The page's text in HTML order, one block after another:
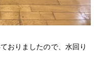
おりましたので、水回り